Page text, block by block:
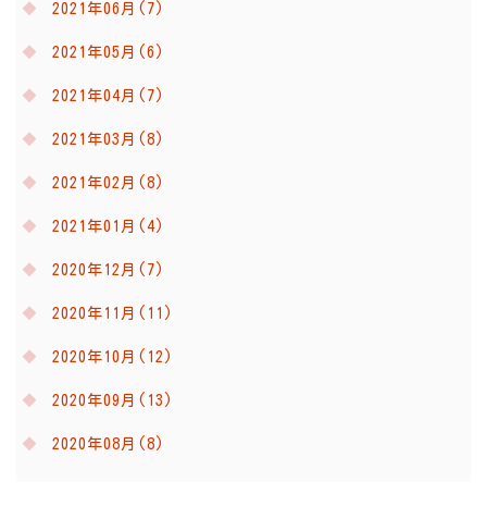
2021年06月(7)
2021年05月(6)
2021年04月(7)
2021年03月(8)
2021年02月(8)
2021年01月(4)
2020年12月(7)
2020年11月(11)
2020年10月(12)
2020年09月(13)
2020年08月(8)